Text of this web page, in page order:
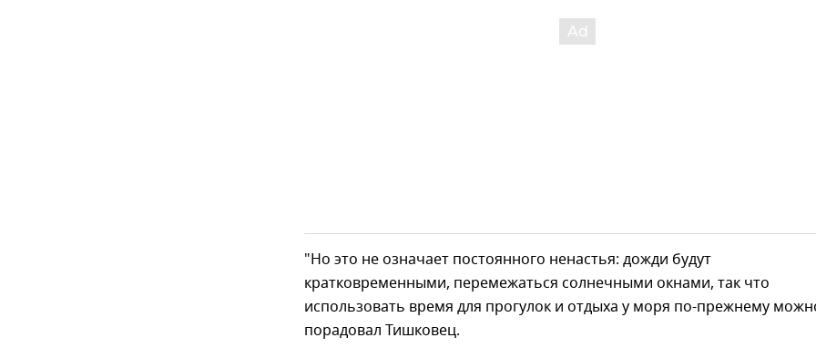
"Но это не означает постоянного ненастья: дожди будут
кратковременными, перемежаться солнечными окнами, так что
использовать время для прогулок и отдыха у моря по-прежнему
порадовал Тишковец.